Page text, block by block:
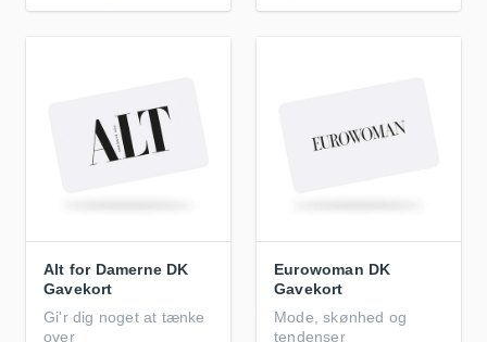
Alt for Damerne DK
Gavekort
Gi'r dig noget at tænke
over
Eurowoman DK
Gavekort
Mode, skønhed og
tendenser